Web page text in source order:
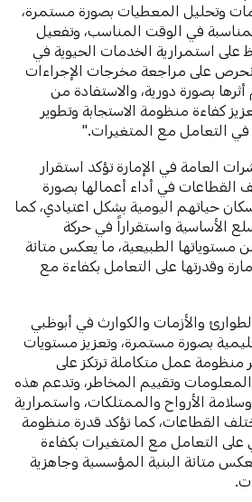
وتحليل المعطيات بصورة مستمرة،
في الوقت المناسب، وتفعيل
على استمرارية الخدمات الحيوية في
على مراجعة مخرجات الإجراءات
بصورة دورية، والاستفادة من
كفاءة منظومة الاستجابة وتطوير
في التعامل مع المتغيرات."
العامة في الإمارة تؤكد استقرار
القطاعات في أداء أعمالها بصورة
حياتهم اليومية بشكل اعتيادي، كما
الأساسية واستقراراً في حركة
مستوياتها الطبيعية، ما يعكس متانة
وقدرتها على التعامل بكفاءة مع
والأزمات والكوارث في أبوظبي
بصورة مستمرة، وتعزيز مستويات
منظومة عمل متكاملة ترتكز على
وتقييم المخاطر، وتدعم هذه
وسلامة الأرواح والممتلكات، واستمرارية
القطاعات، كما تؤكد قدرة منظومة
على التعامل مع المتغيرات بكفاءة
متانة البنية المؤسسية وجاهزية